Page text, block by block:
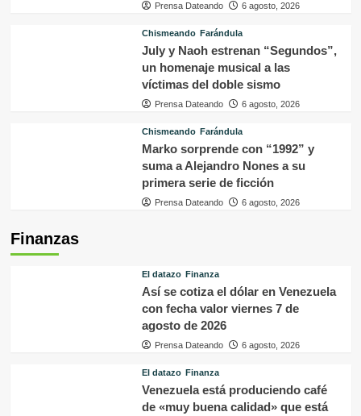
Prensa Dateando 6 agosto, 2026
Chismeando Farándula
July y Naoh estrenan “Segundos”,
un homenaje musical a las
víctimas del doble sismo
Prensa Dateando 6 agosto, 2026
Chismeando Farándula
Marko sorprende con “1992” y
suma a Alejandro Nones a su
primera serie de ficción
Prensa Dateando 6 agosto, 2026
Finanzas
El datazo Finanza
Así se cotiza el dólar en Venezuela
con fecha valor viernes 7 de
agosto de 2026
Prensa Dateando 6 agosto, 2026
El datazo Finanza
Venezuela está produciendo café
de «muy buena calidad» que está